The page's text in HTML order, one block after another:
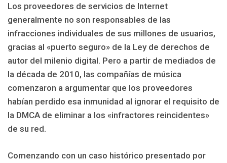
Los proveedores de servicios de Internet
generalmente no son responsables de las
infracciones individuales de sus millones de usuarios,
gracias al «puerto seguro» de la Ley de derechos de
autor del milenio digital. Pero a partir de mediados de
la década de 2010, las compañías de música
comenzaron a argumentar que los proveedores
habían perdido esa inmunidad al ignorar el requisito de
la DMCA de eliminar a los «infractores reincidentes»
de su red.
Comenzando con un caso histórico presentado por